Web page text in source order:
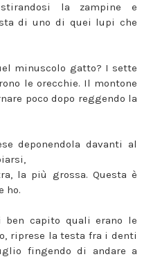
la zampine e
di uno di quei lupi che
minuscolo gatto? I sette
le orecchie. Il montone
poco dopo reggendo la
deponendola davanti al
la più grossa. Questa è
ho.
ben capito quali erano le
riprese la testa fra i denti
fingendo di andare a